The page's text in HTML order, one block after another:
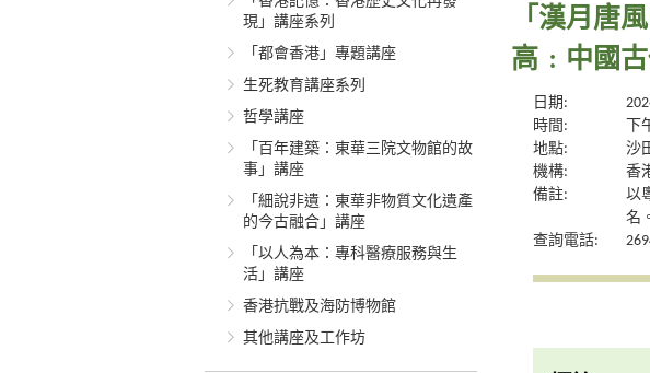
現」講座系列
「都會香港」專題講座
生死教育講座系列
哲學講座
「百年建築：東華三院文物館的故
事」講座
「細說非遺：東華非物質文化遺產
的今古融合」講座
「以人為本：專科醫療服務與生
活」講座
香港抗戰及海防博物館
其他講座及工作坊
「漢月唐
高﹕中國
日期:
時間:
地點:
沙
機構:
香
備註:
以
名
查詢電話: